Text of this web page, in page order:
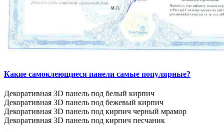
Какие самоклеющиеся панели самые популярные?
Декоративная 3D панель под белый кирпич
Декоративная 3D панель под бежевый кирпич
Декоративная 3D панель под кирпич черный мрамор
Декоративная 3D панель под кирпич песчаник